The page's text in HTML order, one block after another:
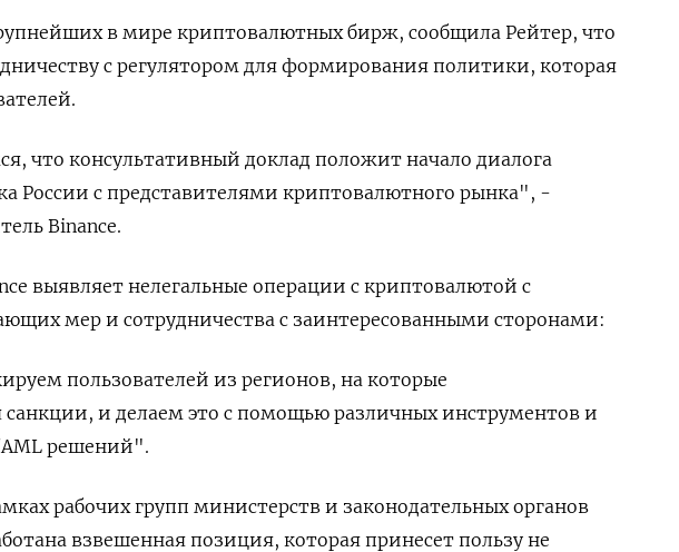
в мире криптовалютных бирж, сообщила Рейтер, что
с регулятором для формирования политики, которая
что консультативный доклад положит начало диалога
России с представителями криптовалютного рынка", -
Binance.
выявляет нелегальные операции с криптовалютой с
мер и сотрудничества с заинтересованными сторонами:
пользователей из регионов, на которые
санкции, и делаем это с помощью различных инструментов и
решений".
рабочих групп министерств и законодательных органов
взвешенная позиция, которая принесет пользу не